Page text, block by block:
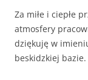
Za miłe i ciepłe
atmosfery
dziękuję w
beskidzkiej bazie.